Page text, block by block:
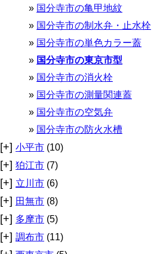
国分寺市の亀甲地紋
国分寺市の制水弁・止水栓
国分寺市の単色カラー蓋
国分寺市の東京市型
国分寺市の消火栓
国分寺市の測量関連蓋
国分寺市の空気弁
国分寺市の防火水槽
[+] 小平市 (10)
[+] 狛江市 (7)
[+] 立川市 (6)
[+] 田無市 (8)
[+] 多摩市 (5)
[+] 調布市 (11)